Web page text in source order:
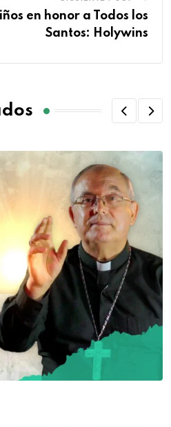
en honor a Todos los
Santos: Holywins